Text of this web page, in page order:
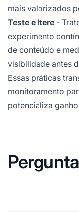
mais valorizados
Teste e Itere -
experimento
de conteúdo e
visibilidade antes
Essas práticas
monitoramento
potencializa